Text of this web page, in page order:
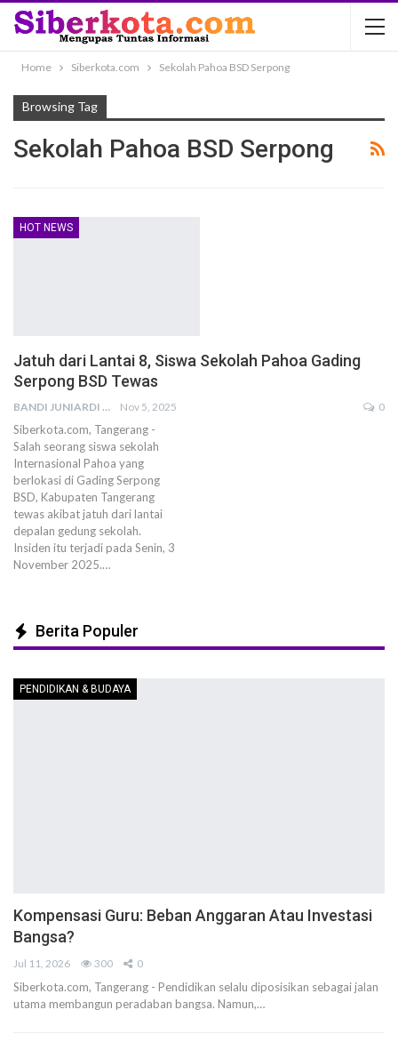
Home Siberkota.com Sekolah Pahoa BSD Serpong
Browsing Tag
Sekolah Pahoa BSD Serpong
HOT NEWS
Jatuh dari Lantai 8, Siswa Sekolah Pahoa Gading
Serpong BSD Tewas
BANDI JUNIARDI Nov 5, 2025 0
Siberkota.com, Tangerang -
Salah seorang siswa sekolah
Internasional Pahoa yang
berlokasi di Gading Serpong
BSD, Kabupaten Tangerang
tewas akibat jatuh dari lantai
depalan gedung sekolah.
Insiden itu terjadi pada Senin, 3
November 2025.…
Berita Populer
PENDIDIKAN & BUDAYA
Kompensasi Guru: Beban Anggaran Atau Investasi
Bangsa?
Jul 11, 2026 300 0
Siberkota.com, Tangerang - Pendidikan selalu diposisikan sebagai jalan
utama membangun peradaban bangsa. Namun,…